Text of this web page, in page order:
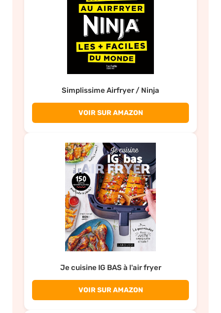
Simplissime Airfryer / Ninja
VOIR SUR AMAZON
Je cuisine IG BAS à l'air fryer
VOIR SUR AMAZON